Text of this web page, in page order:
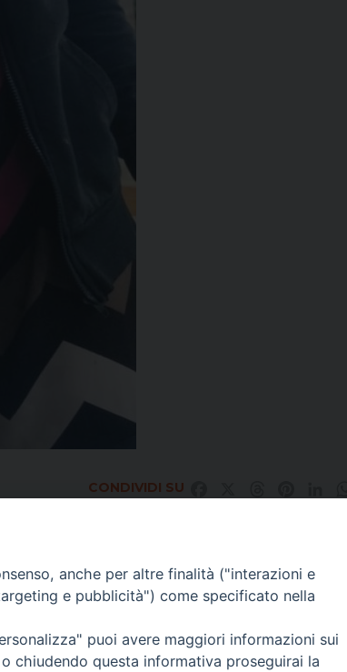
CONDIVIDI SU
Direttore
Direttore
Via
anche per altre finalità ("interazioni e
e pubblicità") come specificato nella
puoi avere maggiori informazioni sui
chiudendo questa informativa proseguirai la